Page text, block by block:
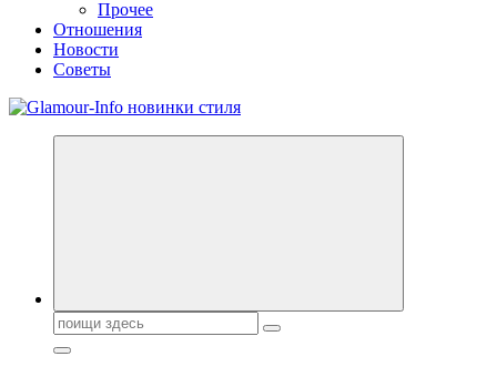
Прочее
Отношения
Новости
Советы
Секреты молодости, красоты и долголетия. Гламурный журнал
Поиск: